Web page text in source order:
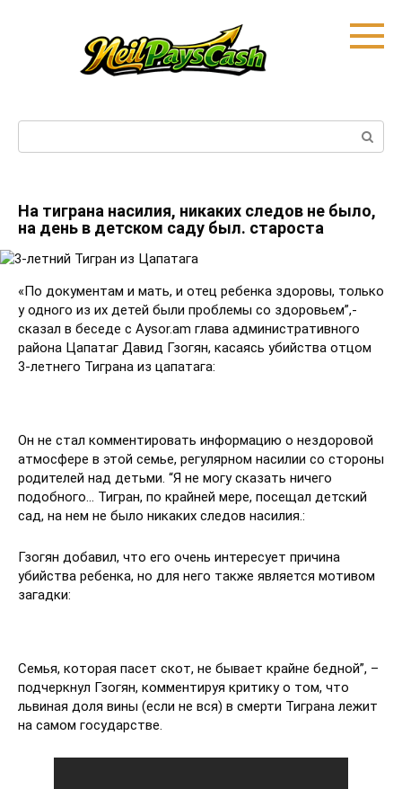
На тиграна насилия, никаких следов не было,
на день в детском саду был. староста
«По документам и мать, и отец ребенка здоровы, только
у одного из их детей были проблемы со здоровьем”,-
сказал в беседе с Aysor.am глава административного
района Цапатаг Давид Гзогян, касаясь убийства отцом
3-летнего Тиграна из цапатага:
Он не стал комментировать информацию о нездоровой
атмосфере в этой семье, регулярном насилии со стороны
родителей над детьми. “Я не могу сказать ничего
подобного… Тигран, по крайней мере, посещал детский
сад, на нем не было никаких следов насилия.:
Гзогян добавил, что его очень интересует причина
убийства ребенка, но для него также является мотивом
загадки:
Семья, которая пасет скот, не бывает крайне бедной”, –
подчеркнул Гзогян, комментируя критику о том, что
львиная доля вины (если не вся) в смерти Тиграна лежит
на самом государстве.